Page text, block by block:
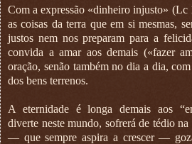
Com a expressão «dinheiro injusto» (Lc
as coisas da terra que em si mesmas,
justos nem nos preparam para a
convida a amar aos demais («fazer
oração, senão também no dia a dia,
dos bens terrenos.
A eternidade é longa demais aos
diverte neste mundo, sofrerá de tédio
— que sempre aspira a crescer —